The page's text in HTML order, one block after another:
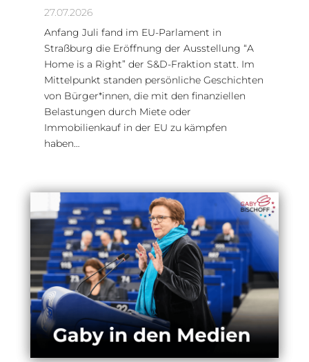
27.07.2026
Anfang Juli fand im EU-Parlament in
Straßburg die Eröffnung der Ausstellung “A
Home is a Right” der S&D-Fraktion statt. Im
Mittelpunkt standen persönliche Geschichten
von Bürger*innen, die mit den finanziellen
Belastungen durch Miete oder
Immobilienkauf in der EU zu kämpfen
haben…